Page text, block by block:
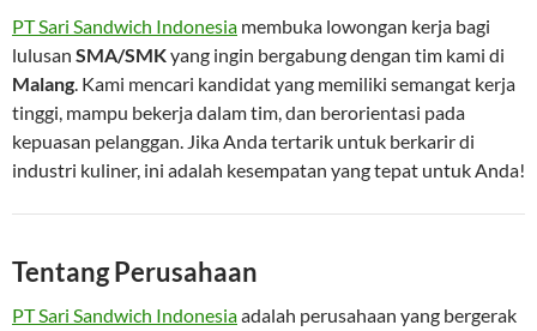
PT Sari Sandwich Indonesia membuka lowongan kerja bagi
lulusan SMA/SMKyang ingin bergabung dengan tim kami di
Malang. Kami mencari kandidat yang memiliki semangat kerja
tinggi, mampu bekerja dalam tim, dan berorientasi pada
kepuasan pelanggan. Jika Anda tertarik untuk berkarir di
industri kuliner, ini adalah kesempatan yang tepat untuk Anda!
Tentang Perusahaan
PT Sari Sandwich Indonesiaadalah perusahaan yang bergerak